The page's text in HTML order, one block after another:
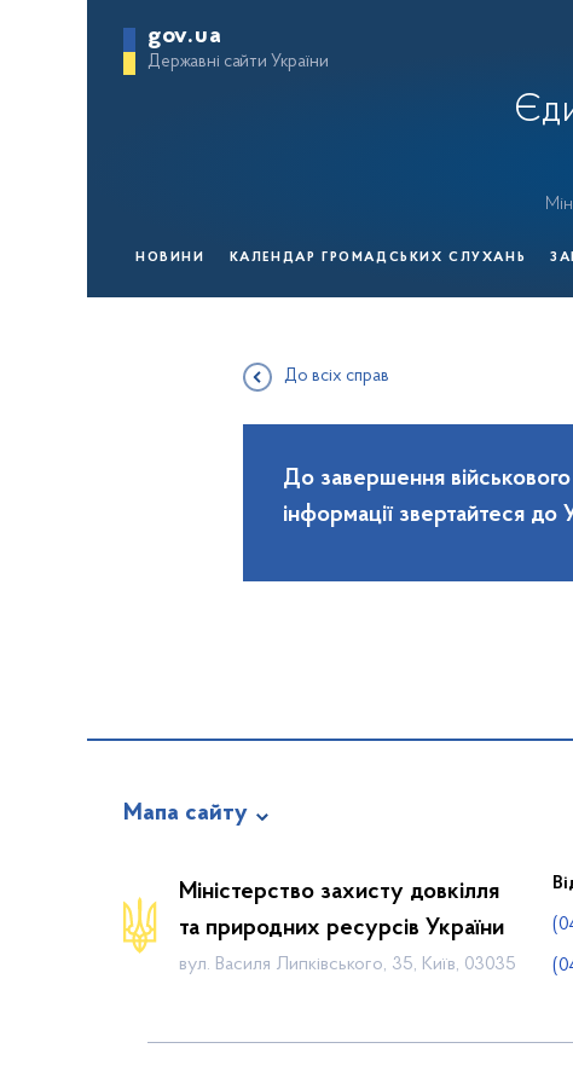
gov.ua
Державні сайти України
НОВИНИ КАЛЕНДАР ГРОМАДСЬКИХ СЛУХАНЬ
До всіх справ
До завершення
інформації звертайтеся
Мапа сайту
Календар громадських слухань
Законодавча база
Карта планової діяльності
Міністерство захисту довкілля
та природних ресурсів України
вул. Василя Липківського, 35, Київ, 03035